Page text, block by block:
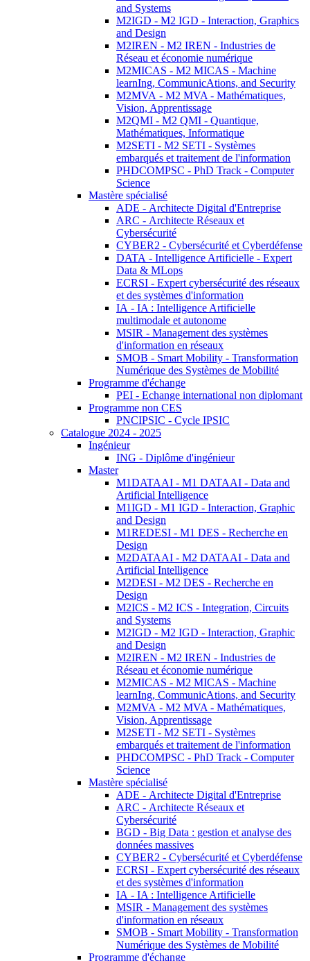
and Systems
M2IGD - M2 IGD - Interaction, Graphics
and Design
M2IREN - M2 IREN - Industries de
Réseau et économie numérique
M2MICAS - M2 MICAS - Machine
learnIng, CommunicAtions, and Security
M2MVA - M2 MVA - Mathématiques,
Vision, Apprentissage
M2QMI - M2 QMI - Quantique,
Mathématiques, Informatique
M2SETI - M2 SETI - Systèmes
embarqués et traitement de l'information
PHDCOMPSC - PhD Track - Computer
Science
Mastère spécialisé
ADE - Architecte Digital d'Entreprise
ARC - Architecte Réseaux et
Cybersécurité
CYBER2 - Cybersécurité et Cyberdéfense
DATA - Intelligence Artificielle - Expert
Data & MLops
ECRSI - Expert cybersécurité des réseaux
et des systèmes d'information
IA - IA : Intelligence Artificielle
multimodale et autonome
MSIR - Management des systèmes
d'information en réseaux
SMOB - Smart Mobility - Transformation
Numérique des Systèmes de Mobilité
Programme d'échange
PEI - Echange international non diplomant
Programme non CES
PNCIPSIC - Cycle IPSIC
Catalogue 2024 - 2025
Ingénieur
ING - Diplôme d'ingénieur
Master
M1DATAAI - M1 DATAAI - Data and
Artificial Intelligence
M1IGD - M1 IGD - Interaction, Graphic
and Design
M1REDESI - M1 DES - Recherche en
Design
M2DATAAI - M2 DATAAI - Data and
Artificial Intelligence
M2DESI - M2 DES - Recherche en
Design
M2ICS - M2 ICS - Integration, Circuits
and Systems
M2IGD - M2 IGD - Interaction, Graphic
and Design
M2IREN - M2 IREN - Industries de
Réseau et économie numérique
M2MICAS - M2 MICAS - Machine
learnIng, CommunicAtions, and Security
M2MVA - M2 MVA - Mathématiques,
Vision, Apprentissage
M2SETI - M2 SETI - Systèmes
embarqués et traitement de l'information
PHDCOMPSC - PhD Track - Computer
Science
Mastère spécialisé
ADE - Architecte Digital d'Entreprise
ARC - Architecte Réseaux et
Cybersécurité
BGD - Big Data : gestion et analyse des
données massives
CYBER2 - Cybersécurité et Cyberdéfense
ECRSI - Expert cybersécurité des réseaux
et des systèmes d'information
IA - IA : Intelligence Artificielle
MSIR - Management des systèmes
d'information en réseaux
SMOB - Smart Mobility - Transformation
Numérique des Systèmes de Mobilité
Programme d'échange